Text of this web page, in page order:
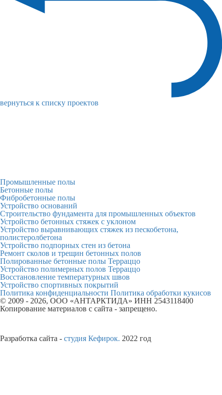
вернуться к списку проектов
Промышленные полы
Бетонные полы
Фибробетонные полы
Устройство оснований
Строительство фундамента для промышленных объектов
Устройство бетонных стяжек с уклоном
Устройство выравнивающих стяжек из пескобетона,
полистеролбетона
Устройство подпорных стен из бетона
Ремонт сколов и трещин бетонных полов
Полированные бетонные полы Терраццо
Устройство полимерных полов Терраццо
Восстановление температурных швов
Устройство спортивных покрытий
Политика конфиденциальности Политика обработки кукисов
© 2009 - 2026, ООО «АНТАРКТИДА» ИНН 2543118400
Копирование материалов с сайта - запрещено.
Разработка сайта - студия Кефирок. 2022 год